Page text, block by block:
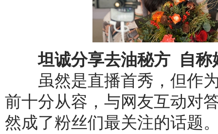
坦诚分享去油秘方 自称
虽然是直播首秀，但作为
前十分从容，与网友互动对
然成了粉丝们最关注的话题